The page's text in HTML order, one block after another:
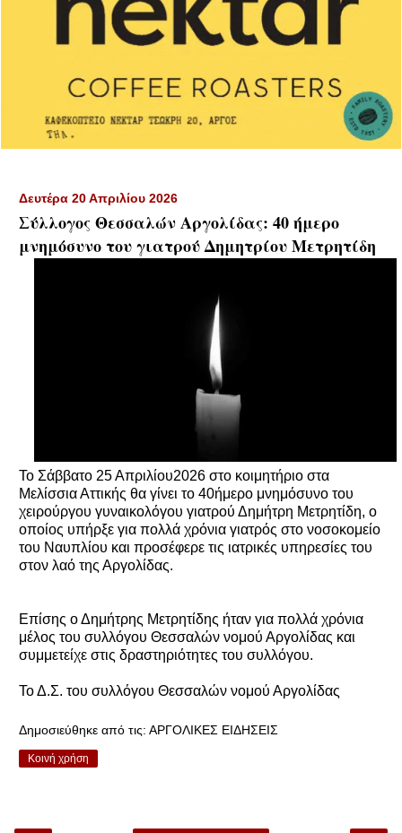
Δευτέρα 20 Απριλίου 2026
Σύλλογος Θεσσαλών Αργολίδας: 40 ήμερο
μνημόσυνο του γιατρού Δημητρίου Μετρητίδη
Το Σάββατο 25 Απριλίου2026 στο κοιμητήριο στα
Μελίσσια Αττικής θα γίνει το 40ήμερο μνημόσυνο του
χειρούργου γυναικολόγου γιατρού Δημήτρη Μετρητίδη, ο
οποίος υπήρξε για πολλά χρόνια γιατρός στο νοσοκομείο
του Ναυπλίου και προσέφερε τις ιατρικές υπηρεσίες του
στον λαό της Αργολίδας.
Επίσης ο Δημήτρης Μετρητίδης ήταν για πολλά χρόνια
μέλος του συλλόγου Θεσσαλών νομού Αργολίδας και
συμμετείχε στις δραστηριότητες του συλλόγου.
Το Δ.Σ. του συλλόγου Θεσσαλών νομού Αργολίδας
Δημοσιεύθηκε από τις: ΑΡΓΟΛΙΚΕΣ ΕΙΔΗΣΕΙΣ
Κοινή χρήση